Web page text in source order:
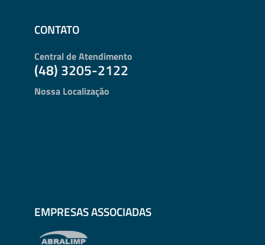
CONTATO
Central de Atendimento
(48) 3205-2122
Nossa Localização
EMPRESAS ASSOCIADAS